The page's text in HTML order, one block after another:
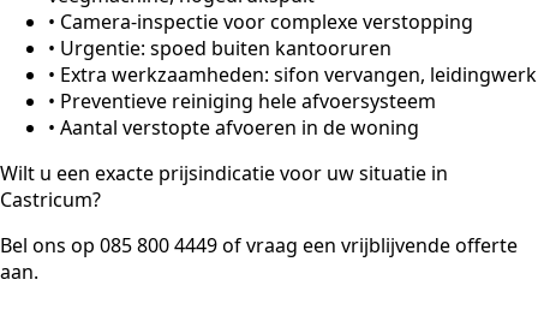
• Camera-inspectie voor complexe verstopping
• Urgentie: spoed buiten kantooruren
• Extra werkzaamheden: sifon vervangen, leidingwerk
• Preventieve reiniging hele afvoersysteem
• Aantal verstopte afvoeren in de woning
Wilt u een exacte prijsindicatie voor uw situatie in
Castricum?
Bel ons op 085 800 4449 of vraag een vrijblijvende offerte
aan.